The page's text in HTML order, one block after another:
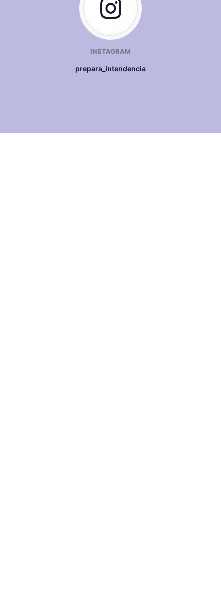
INSTAGRAM
prepara_intendencia